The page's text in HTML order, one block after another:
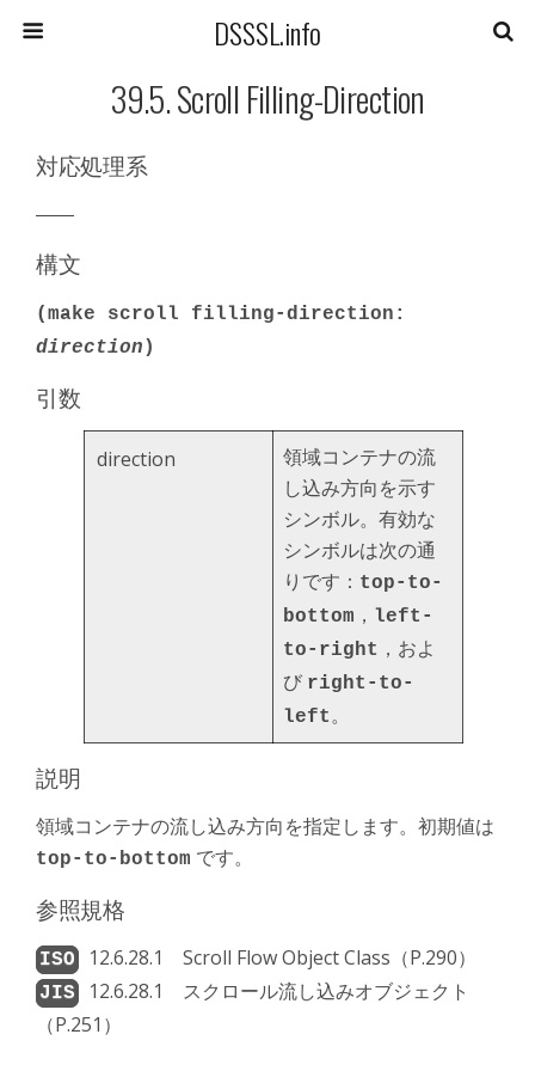
DSSSL.info
39.5. Scroll Filling-Direction
対応処理系
――
構文
(make scroll filling-direction:
direction )
引数
direction
領域コンテナの流
し込み方向を示す
シンボル。有効な
シンボルは次の通
りです： top-to-
bottom ， left-
to-right ，およ
び right-to-
left。
説明
領域コンテナの流し込み方向を指定します。初期値は
top-to-bottom です。
参照規格
12.6.28.1 Scroll Flow Object Class（P.290）
12.6.28.1 スクロール流し込みオブジェクト
（P.251）